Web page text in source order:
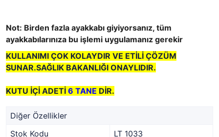
Not: Birden fazla ayakkabı giyiyorsanız, tüm
ayakkabılarınıza bu işlemi uygulamanız gerekir
KULLANIMI ÇOK KOLAYDIR VE ETİLİ ÇÖZÜM
SUNAR.SAĞLIK BAKANLIĞI ONAYLIDIR.
KUTU İÇİ ADETİ 6 TANE DİR.
Diğer Özellikler
Stok Kodu
LT 1033